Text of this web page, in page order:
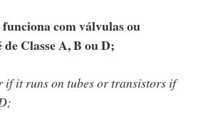
funciona com válvulas ou
de Classe A, B ou D;
if it runs on tubes or transistors if